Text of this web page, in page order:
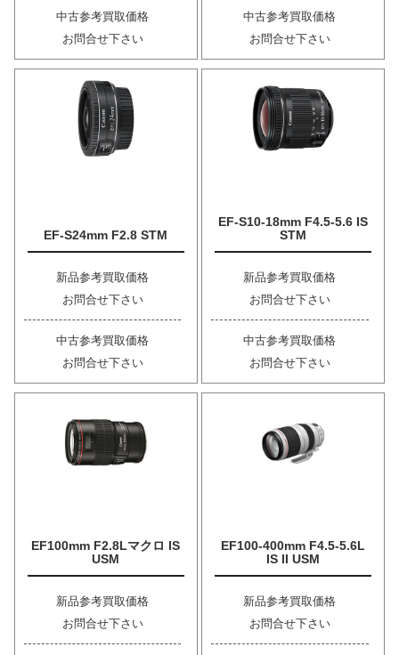
中古参考買取価格
お問合せ下さい
中古参考買取価格
お問合せ下さい
EF-S24mm F2.8 STM
新品参考買取価格
お問合せ下さい
中古参考買取価格
お問合せ下さい
EF-S10-18mm F4.5-5.6 IS
STM
新品参考買取価格
お問合せ下さい
中古参考買取価格
お問合せ下さい
EF100mm F2.8Lマクロ IS
USM
新品参考買取価格
お問合せ下さい
EF100-400mm F4.5-5.6L
IS II USM
新品参考買取価格
お問合せ下さい